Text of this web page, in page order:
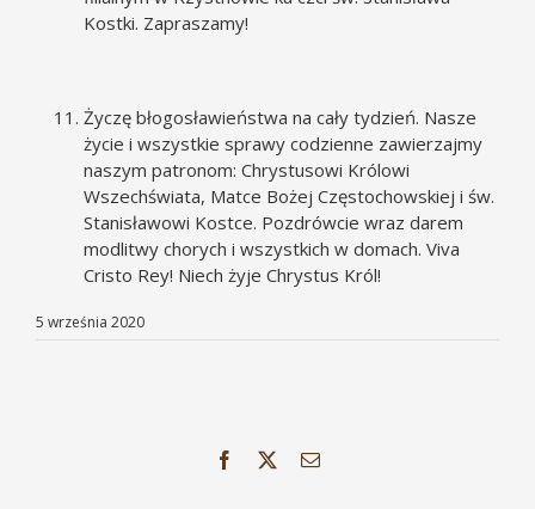
Kostki. Zapraszamy!
Życzę błogosławieństwa na cały tydzień. Nasze
życie i wszystkie sprawy codzienne zawierzajmy
naszym patronom: Chrystusowi Królowi
Wszechświata, Matce Bożej Częstochowskiej i św.
Stanisławowi Kostce. Pozdrówcie wraz darem
modlitwy chorych i wszystkich w domach. Viva
Cristo Rey! Niech żyje Chrystus Król!
5 września 2020
Facebook Email